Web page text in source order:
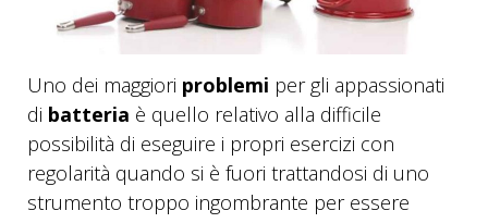
Uno dei maggiori problemi per gli appassionati
di batteria è quello relativo alla difficile
possibilità di eseguire i propri esercizi con
regolarità quando si è fuori trattandosi di uno
strumento troppo ingombrante per essere